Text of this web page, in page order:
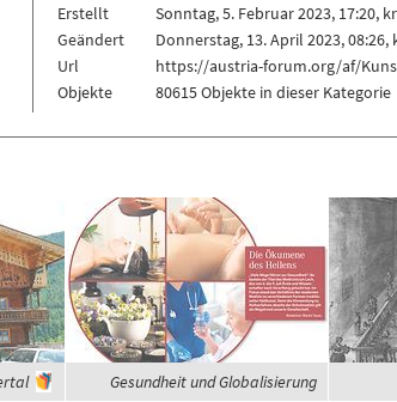
Erstellt
Sonntag, 5. Februar 2023, 17:20,
Geändert
Donnerstag, 13. April 2023, 08:26,
Url
https://austria-forum.org/af/
Objekte
80615 Objekte in dieser Kategorie
Gesundheit und Globalisierung